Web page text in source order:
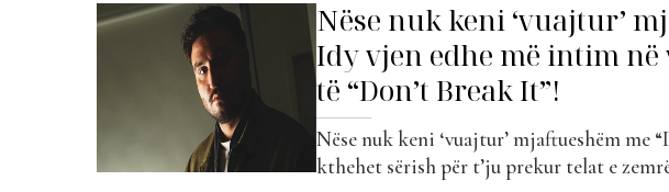
Nëse nuk keni ‘vuajtur’
Idy vjen edhe më intim
të “Don’t Break It”!
Nëse nuk keni ‘vuajtur’ mjaftueshëm me
kthehet sërish për t’ju prekur telat e